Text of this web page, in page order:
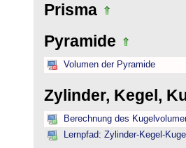
Prisma
Pyramide
Volumen der Pyramide
Zylinder, Kegel,
Berechnung des
Lernpfad: Zylinder-Kegel-Kugel